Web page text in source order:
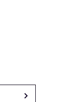
ソルジャーの新たな
ときに繰り広げられ
だ女性、明日香愛が
剥き、さらに再びシ
。
装部隊を率いた深町